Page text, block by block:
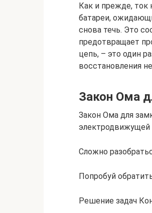
Как и прежде, ток
батареи,
снова течь. Это
предотвращает
цепь, – это один
восстановления
Закон Ома
Закон Ома для
электродвижущей
Сложно
Попробуй
Решение задач